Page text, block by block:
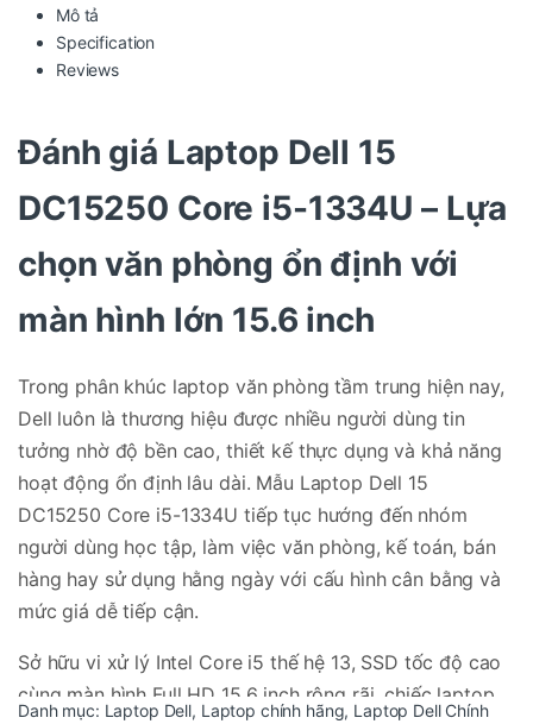
Mô tả
Specification
Reviews
Đánh giá Laptop Dell 15
DC15250 Core i5-1334U – Lựa
chọn văn phòng ổn định với
màn hình lớn 15.6 inch
Trong phân khúc laptop văn phòng tầm trung hiện nay,
Dell luôn là thương hiệu được nhiều người dùng tin
tưởng nhờ độ bền cao, thiết kế thực dụng và khả năng
hoạt động ổn định lâu dài. Mẫu Laptop Dell 15
DC15250 Core i5-1334U tiếp tục hướng đến nhóm
người dùng học tập, làm việc văn phòng, kế toán, bán
hàng hay sử dụng hằng ngày với cấu hình cân bằng và
mức giá dễ tiếp cận.
Sở hữu vi xử lý Intel Core i5 thế hệ 13, SSD tốc độ cao
cùng màn hình Full HD 15.6 inch rộng rãi, chiếc laptop
Danh mục: Laptop Dell, Laptop chính hãng, Laptop Dell Chính